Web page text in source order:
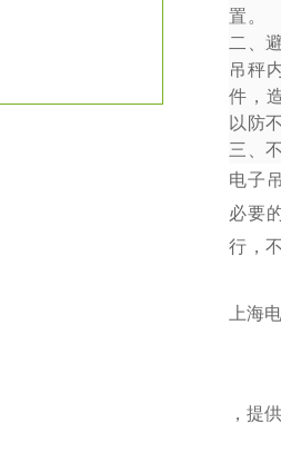
置。
二、
吊秤
件，
以防
三、
电子
必要
行，
上海
，提